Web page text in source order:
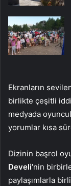
Ekranların
birlikte çeşitli
medyada
yorumlar kısa
Dizinin başrol
Develi’nin
paylaşımlarla